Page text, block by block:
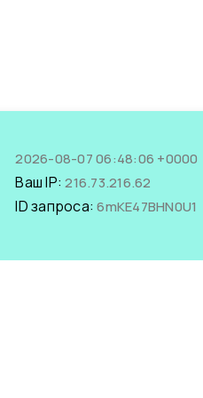
2026-08-07 06:48:06 +0000
Ваш IP:216.73.216.62
ID запроса:6mKE47BHN0U1